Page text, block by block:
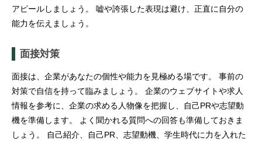
アピールしましょう。 嘘や誇張した表現は避け、正直に自分の
能力を伝えましょう。
面接対策
面接は、企業があなたの個性や能力を見極める場です。 事前の
対策で自信を持って臨みましょう。 企業のウェブサイトや求人
情報を参考に、企業の求める人物像を把握し、自己PRや志望動
機を準備します。 よく聞かれる質問への回答も準備しておきま
しょう。 自己紹介、自己PR、志望動機、学生時代に力を入れた